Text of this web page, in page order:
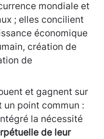
mondiale et
; elles concilient
économique
création de
de
et gagnent sur
point commun :
la nécessité
de leur